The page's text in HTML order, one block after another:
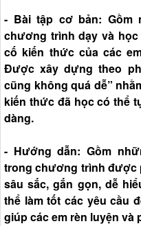
- Bài tập cơ bản: Gồm
chương trình dạy và
cố kiến thức của các
Được xây dựng theo
cũng không quá dễ”
kiến thức đã học có thể
dàng.
- Hướng dẫn: Gồm
trong chương trình được
sâu sắc, gắn gọn, dễ
thể làm tốt các yêu cầu
giúp các em rèn luyện và